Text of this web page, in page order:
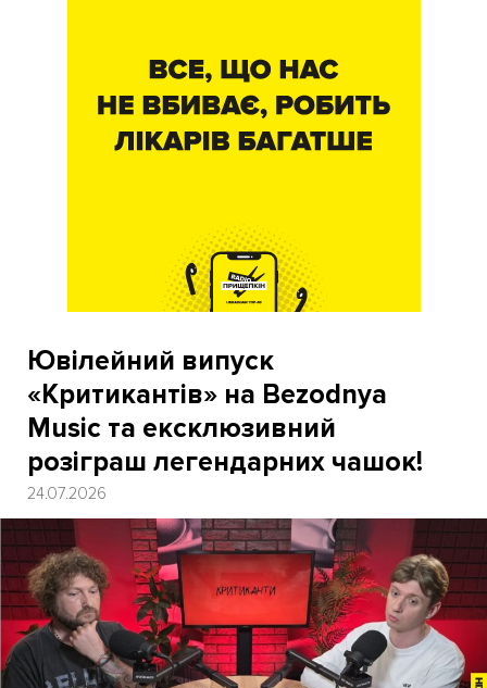
Ювілейний випуск
«Критикантів» на Bezodnya
Music та ексклюзивний
розіграш легендарних чашок!
24.07.2026